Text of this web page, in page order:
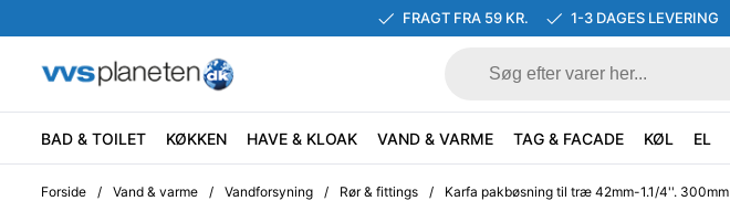
FRAGT FRA 59 KR. 1-3 DAGES LEVERING
BAD & TOILET KØKKEN HAVE & KLOAK VAND & VARME TAG & FACADE KØL EL
Forside / Vand & varme / Vandforsyning / Rør & fittings / Karfa pakbøsning til træ 42mm-1.1/4''. 300mm